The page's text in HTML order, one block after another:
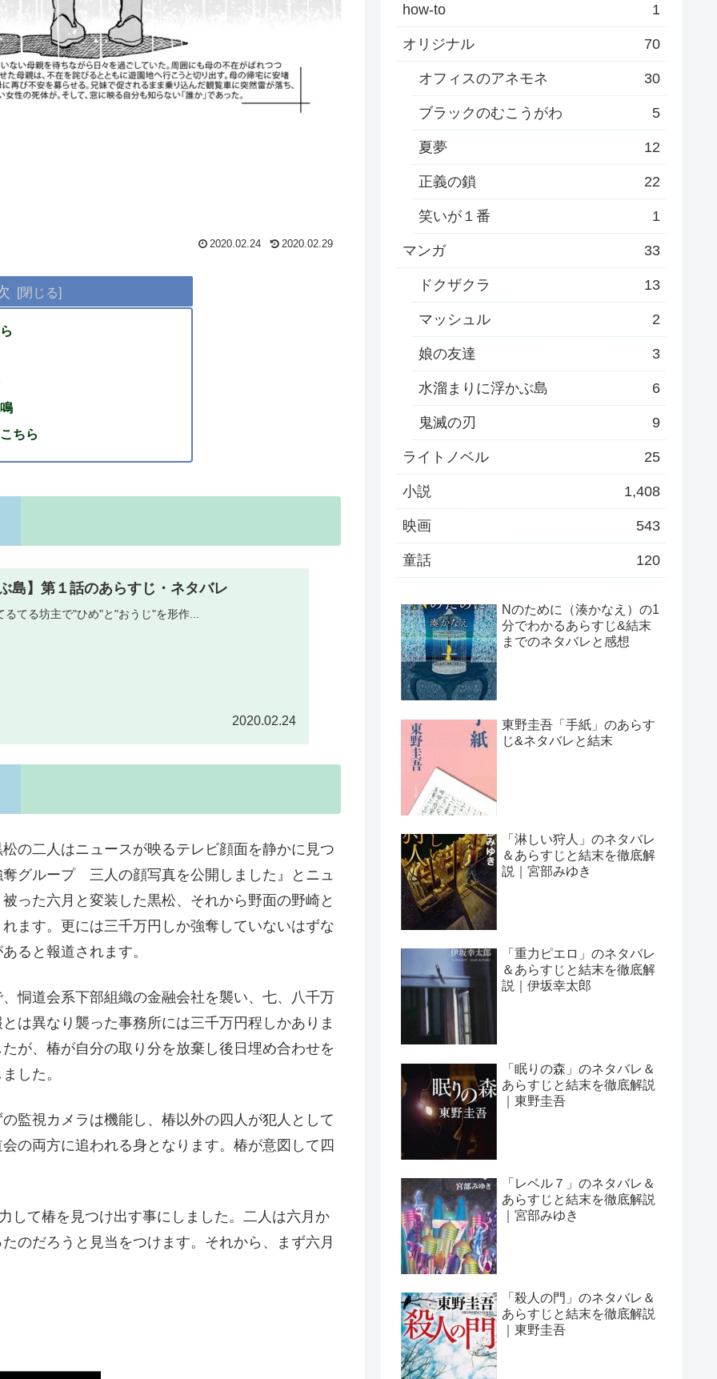
2020.02.24 2020.02.29
ちら
島】第１話のあらすじ・ネタバレ
るてる坊主で"ひめ"と"おうじ"を形作...
2020.02.24
の二人はニュースが映るテレビ顔面を静かに見つ
グループ 三人の顔写真を公開しました』とニュ
った六月と変装した黒松、それから野面の野崎と
ます。更には三千万円しか強奪していないはずな
ると報道されます。
恫道会系下部組織の金融会社を襲い、七、八千万
は異なり襲った事務所には三千万円程しかありま
が、椿が自分の取り分を放棄し後日埋め合わせを
した。
監視カメラは機能し、椿以外の四人が犯人として
の両方に追われる身となります。椿が意図して四
して椿を見つけ出す事にしました。二人は六月か
のだろうと見当をつけます。それから、まず六月
how-to 1
オリジナル 70
オフィスのアネモネ 30
ブラックのむこうがわ 5
夏夢 12
正義の鎖 22
笑いが１番 1
マンガ 33
ドクザクラ 13
マッシュル 2
娘の友達 3
水溜まりに浮かぶ島 6
鬼滅の刃 9
ライトノベル 25
小説 1,408
映画 543
童話 120
Nのために（湊かなえ）の1
分でわかるあらすじ&結末
までのネタバレと感想
東野圭吾「手紙」のあらす
じ&ネタバレと結末
「淋しい狩人」のネタバレ
＆あらすじと結末を徹底解
説｜宮部みゆき
「重力ピエロ」のネタバレ
＆あらすじと結末を徹底解
説｜伊坂幸太郎
「眠りの森」のネタバレ＆
あらすじと結末を徹底解説
｜東野圭吾
「レベル７」のネタバレ＆
あらすじと結末を徹底解説
｜宮部みゆき
「殺人の門」のネタバレ＆
あらすじと結末を徹底解説
｜東野圭吾